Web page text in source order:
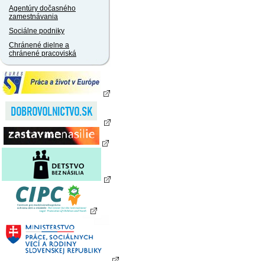
Agentúry dočasného
zamestnávania
Sociálne podniky
Chránené dielne a
chránené pracoviská